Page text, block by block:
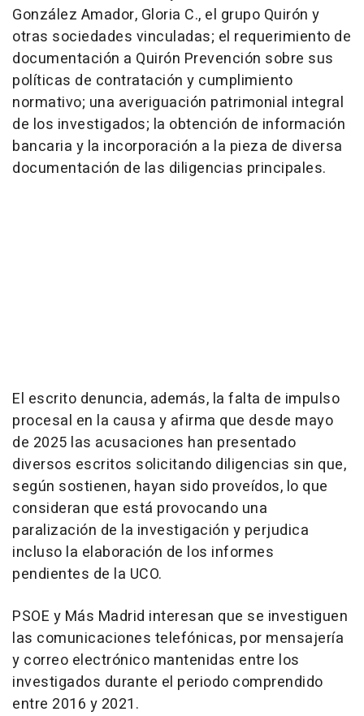
González Amador, Gloria C., el grupo Quirón y
otras sociedades vinculadas; el requerimiento de
documentación a Quirón Prevención sobre sus
políticas de contratación y cumplimiento
normativo; una averiguación patrimonial integral
de los investigados; la obtención de información
bancaria y la incorporación a la pieza de diversa
documentación de las diligencias principales.
El escrito denuncia, además, la falta de impulso
procesal en la causa y afirma que desde mayo
de 2025 las acusaciones han presentado
diversos escritos solicitando diligencias sin que,
según sostienen, hayan sido proveídos, lo que
consideran que está provocando una
paralización de la investigación y perjudica
incluso la elaboración de los informes
pendientes de la UCO.
PSOE y Más Madrid interesan que se investiguen
las comunicaciones telefónicas, por mensajería
y correo electrónico mantenidas entre los
investigados durante el periodo comprendido
entre 2016 y 2021.